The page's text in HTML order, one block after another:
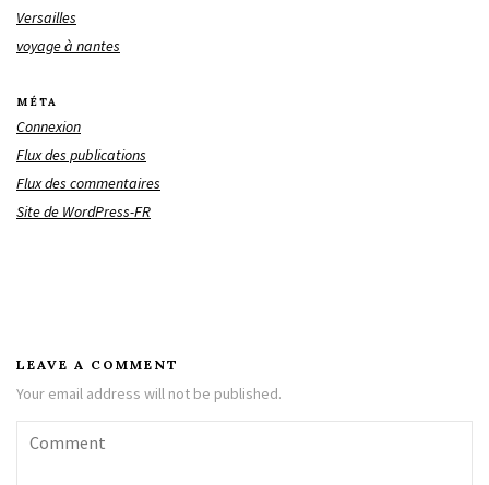
Versailles
voyage à nantes
MÉTA
Connexion
Flux des publications
Flux des commentaires
Site de WordPress-FR
LEAVE A COMMENT
Your email address will not be published.